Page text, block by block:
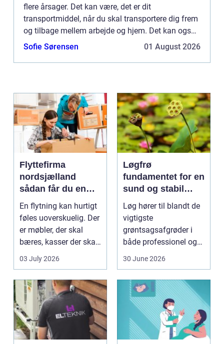
flere årsager. Det kan være, det er dit
transportmiddel, når du skal transportere dig frem
og tilbage mellem arbejde og hjem. Det kan også
være, at du er en børnefamilie, hvor der er behov
Sofie Sørensen 01 August 2026
Flyttefirma
nordsjælland
sådan får du en
tryg og effektiv
flytning
En flytning kan hurtigt
føles uoverskuelig. Der
er møbler, der skal
bæres, kasser der skal
pakkes, o...
03 July 2026
Løgfrø
fundamentet for en
sund og stabil
løgavl
Løg hører til blandt de
vigtigste
grøntsagsafgrøder i
både professionel og
30 June 2026